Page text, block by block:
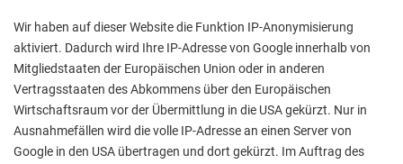
Wir haben auf dieser Website die Funktion IP-Anonymisierung
aktiviert. Dadurch wird Ihre IP-Adresse von Google innerhalb von
Mitgliedstaaten der Europäischen Union oder in anderen
Vertragsstaaten des Abkommens über den Europäischen
Wirtschaftsraum vor der Übermittlung in die USA gekürzt. Nur in
Ausnahmefällen wird die volle IP-Adresse an einen Server von
Google in den USA übertragen und dort gekürzt. Im Auftrag des